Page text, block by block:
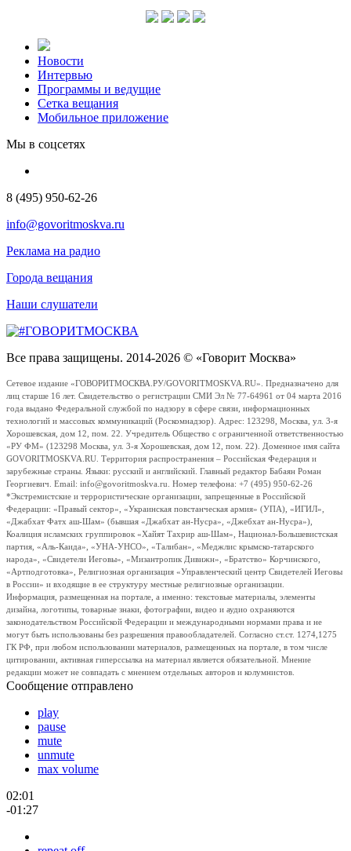
Новости
Интервью
Программы и ведущие
Сетка вещания
Мобильное приложение
Мы в соцсетях
8 (495) 950-62-26
info@govoritmoskva.ru
Реклама на радио
Города вещания
Наши слушатели
Все права защищены. 2014-2026 © «Говорит Москва»
Сетевое издание «ГОВОРИТМОСКВА.РУ/GOVORITMOSKVA.RU». Предназначено для
лиц старше 16 лет. Свидетельство о регистрации СМИ Эл № 77-64961 от 04 марта 2016
года выдано Федеральной службой по надзору в сфере связи, информационных
технологий и массовых коммуникаций (Роскомнадзор). Адрес: 123298, Москва, ул. 3-я
Хорошевская, дом 12, пом. 22. Учредитель Общество с ограниченной ответственностью
«РУ ФМ» (123298 Москва, ул. 3-я Хорошевская, дом 12, пом. 22). Доменное имя сайта
GOVORITMOSKVA.RU. Территория распространения – Российская Федерация и
зарубежные страны. Языки: русский и английский. Главный редактор Бабаян Роман
Георгиевич. Email: info@govoritmoskva.ru. Номер телефона: +7 (495) 950-62-26
*Экстремистские и террористические организации, запрещенные в Российской
Федерации: «Правый сектор», «Украинская повстанческая армия» (УПА), «ИГИЛ»,
«Джабхат Фатх аш-Шам» (бывшая «Джабхат ан-Нусра», «Джебхат ан-Нусра»),
Коалиция исламских группировок «Хайят Тахрир аш-Шам», Национал-Большевистская
партия, «Аль-Каида», «УНА-УНСО», «Талибан», «Меджлис крымско-татарского
народа», «Свидетели Иеговы», «Мизантропик Дивижн», «Братство» Корчинского,
«Артподготовка», Религиозная организация «Управленческий центр Свидетелей Иеговы
в России» и входящие в ее структуру местные религиозные организации.
Информация, размещенная на портале, а именно: текстовые материалы, элементы
дизайна, логотипы, товарные знаки, фотографии, видео и аудио охраняются
законодательством Российской Федерации и международными нормами права и не
могут быть использованы без разрешения правообладателей. Согласно ст.ст. 1274,1275
ГК РФ, при любом использовании материалов, размещенных на портале, в том числе
цитировании, активная гиперссылка на материал является обязательной. Мнение
редакции может не совпадать с мнением отдельных авторов и колумнистов.
Сообщение отправлено
play
pause
mute
unmute
max volume
02:01
-01:27